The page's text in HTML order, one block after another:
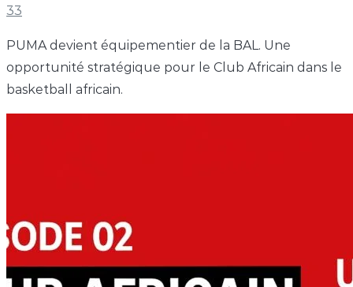
33
PUMA devient équipementier de la BAL. Une
opportunité stratégique pour le Club Africain dans le
basketball africain.